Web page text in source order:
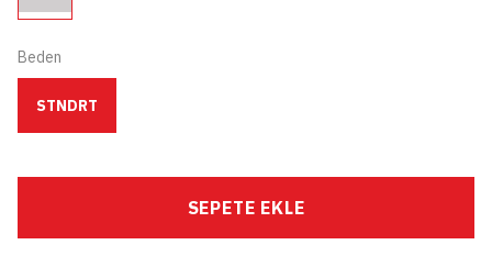
Beden
STNDRT
SEPETE EKLE